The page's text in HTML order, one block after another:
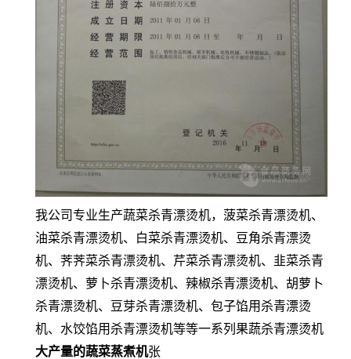
我公司专业生产蔬菜杀青漂烫机，菠菜杀青漂烫机、
油菜杀青漂烫机、白菜杀青漂烫机、豆角杀青漂烫
机、荠荠菜杀青漂烫机、芹菜杀青漂烫机、韭菜杀青
漂烫机、萝卜杀青漂烫机、辣椒杀青漂烫机、胡萝卜
杀青漂烫机、豆芽杀青漂烫机、包子馅用杀青漂烫
机、水饺馅用杀青漂烫机等等一系列果蔬杀青漂烫机
大产量的蔬菜蒸煮机张